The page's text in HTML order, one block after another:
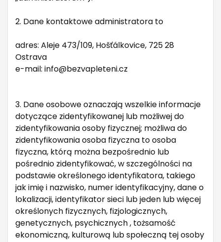
2. Dane kontaktowe administratora to
adres: Aleje 473/109, Hošťálkovice, 725 28
Ostrava
e-mail: info@bezvapleteni.cz
3. Dane osobowe oznaczają wszelkie informacje
dotyczące zidentyfikowanej lub możliwej do
zidentyfikowania osoby fizycznej; możliwa do
zidentyfikowania osoba fizyczna to osoba
fizyczna, którą można bezpośrednio lub
pośrednio zidentyfikować, w szczególności na
podstawie określonego identyfikatora, takiego
jak imię i nazwisko, numer identyfikacyjny, dane o
lokalizacji, identyfikator sieci lub jeden lub więcej
określonych fizycznych, fizjologicznych,
genetycznych, psychicznych , tożsamość
ekonomiczną, kulturową lub społeczną tej osoby